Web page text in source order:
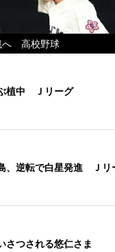
へ 高校野球
植中 Ｊリーグ
、逆転で白星発進 Ｊリ
さつされる悠仁さま